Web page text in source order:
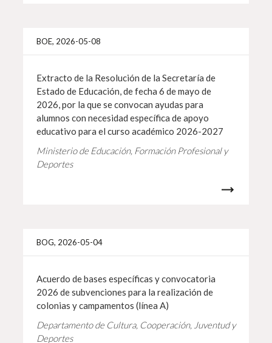
BOE, 2026-05-08
Extracto de la Resolución de la Secretaría de
Estado de Educación, de fecha 6 de mayo de
2026, por la que se convocan ayudas para
alumnos con necesidad específica de apoyo
educativo para el curso académico 2026-2027
Ministerio de Educación, Formación Profesional y
Deportes
BOG, 2026-05-04
Acuerdo de bases específicas y convocatoria
2026 de subvenciones para la realización de
colonias y campamentos (línea A)
Departamento de Cultura, Cooperación, Juventud y
Deportes